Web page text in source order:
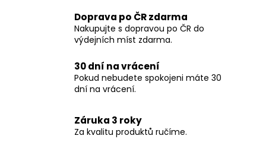
Doprava po ČR zdarma
Nakupujte s dopravou po ČR do
výdejních míst zdarma.
30 dní na vrácení
Pokud nebudete spokojeni máte 30
dní na vrácení.
Záruka 3 roky
Za kvalitu produktů ručíme.